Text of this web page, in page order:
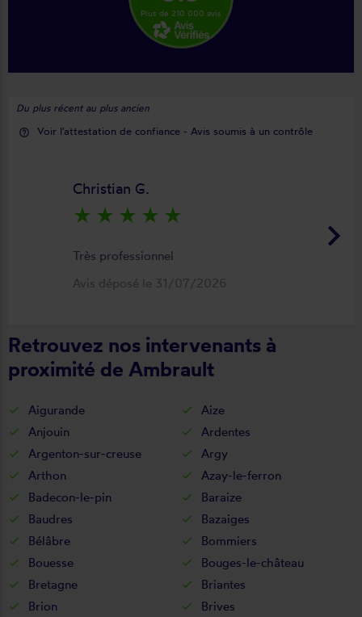
Plus de 210 000 avis
Du plus récent au plus ancien
help_outline Voir l'attestation de confiance - Avis soumis à un contrôle
keyboard_arrow_right
Christian G.
star_rate star_rate star_rate star_rate star_rate
Très professionnel
Avis déposé le 31/07/2026
Retrouvez nos intervenants à
proximité de Ambrault
Aigurande
Aize
Anjouin
Ardentes
Argenton-sur-creuse
Argy
Arthon
Azay-le-ferron
Badecon-le-pin
Baraize
Baudres
Bazaiges
Bélâbre
Bommiers
Bouesse
Bouges-le-château
Bretagne
Briantes
Brion
Brives